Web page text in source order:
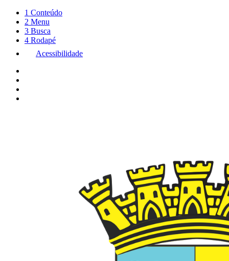
1 Conteúdo
2 Menu
3 Busca
4 Rodapé
Acessibilidade